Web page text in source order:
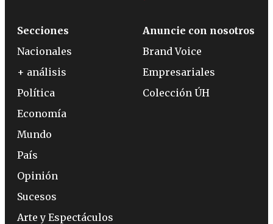
Secciones
Nacionales
+ análisis
Política
Economía
Mundo
País
Opinión
Sucesos
Arte y Espectáculos
Anuncie con nosotros
Brand Voice
Empresariales
Colección ÚH